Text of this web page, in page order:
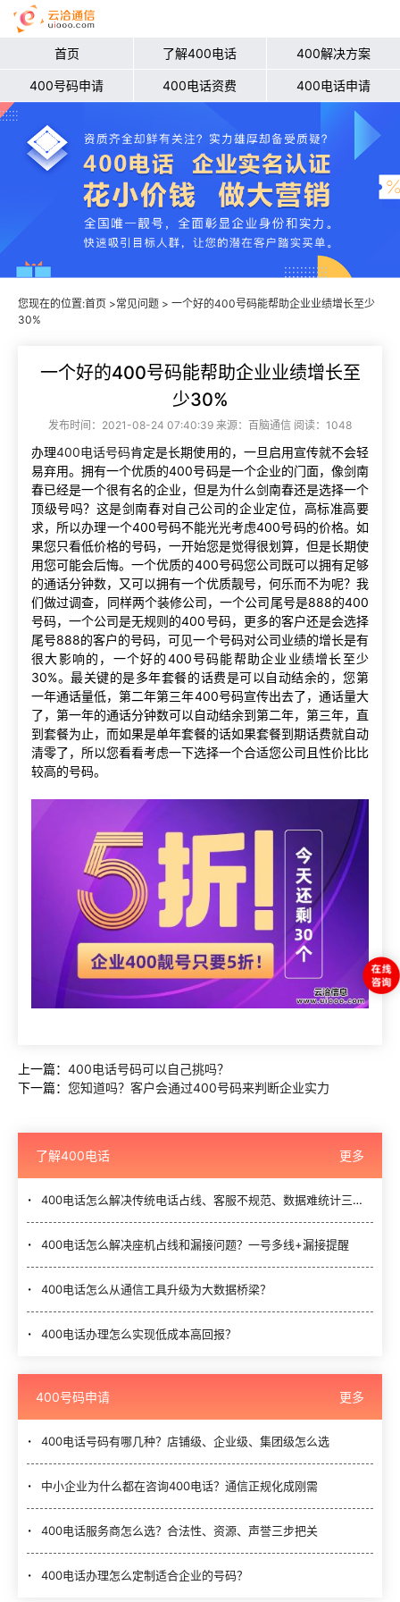
首页 了解400电话 400解决方案
400号码申请 400电话资费 400电话申请
您现在的位置:首页 >常见问题 > 一个好的400号码能帮助企业业绩增长至少
30%
一个好的400号码能帮助企业业绩增长至
少30%
发布时间：2021-08-24 07:40:39 来源：百脑通信 阅读：1048
办理400电话号码肯定是长期使用的，一旦启用宣传就不会轻
易弃用。拥有一个优质的400号码是一个企业的门面，像剑南
春已经是一个很有名的企业，但是为什么剑南春还是选择一个
顶级号吗？这是剑南春对自己公司的企业定位，高标准高要
求，所以办理一个400号码不能光光考虑400号码的价格。如
果您只看低价格的号码，一开始您是觉得很划算，但是长期使
用您可能会后悔。一个优质的400号码您公司既可以拥有足够
的通话分钟数，又可以拥有一个优质靓号，何乐而不为呢？我
们做过调查，同样两个装修公司，一个公司尾号是888的400
号码，一个公司是无规则的400号码，更多的客户还是会选择
尾号888的客户的号码，可见一个号码对公司业绩的增长是有
很大影响的，一个好的400号码能帮助企业业绩增长至少
30%。最关键的是多年套餐的话费是可以自动结余的，您第
一年通话量低，第二年第三年400号码宣传出去了，通话量大
了，第一年的通话分钟数可以自动结余到第二年，第三年，直
到套餐为止，而如果是单年套餐的话如果套餐到期话费就自动
清零了，所以您看看考虑一下选择一个合适您公司且性价比比
较高的号码。
上一篇： 400电话号码可以自己挑吗？
下一篇： 您知道吗？客户会通过400号码来判断企业实力
了解400电话 更多
400电话怎么解决传统电话占线、客服不规范、数据难统计三大难题？
400电话怎么解决座机占线和漏接问题？一号多线+漏接提醒
400电话怎么从通信工具升级为大数据桥梁？
400电话办理怎么实现低成本高回报？
400号码申请 更多
400电话号码有哪几种？店铺级、企业级、集团级怎么选
中小企业为什么都在咨询400电话？通信正规化成刚需
400电话服务商怎么选？合法性、资源、声誉三步把关
400电话办理怎么定制适合企业的号码？